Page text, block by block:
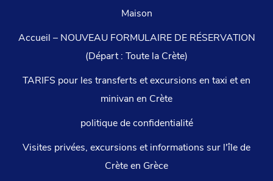
Maison
Accueil – NOUVEAU FORMULAIRE DE RÉSERVATION
(Départ : Toute la Crète)
TARIFS pour les transferts et excursions en taxi et en
minivan en Crète
politique de confidentialité
Visites privées, excursions et informations sur l'île de
Crète en Grèce